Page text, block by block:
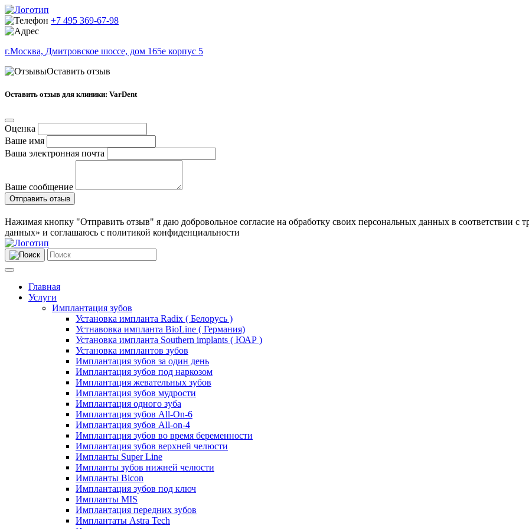
+7 495 369-67-98
г.Москва, Дмитровское шоссе, дом 165е корпус 5
Оставить отзыв
Оставить отзыв для клиники: VarDent
Оценка
Ваше имя
Ваша электронная почта
Ваше сообщение
Отправить отзыв
Нажимая кнопку "Отправить отзыв" я даю добровольное согласие на обработку своих персональных данных в соответствии
данных» и соглашаюсь с политикой конфиденциальности
Главная
Услуги
Имплантация зубов
Установка импланта Radix ( Белорусь )
Устнавовка импланта BioLine ( Германия)
Установка импланта Southern implants ( ЮАР )
Установка имплантов зубов
Имплантация зубов за один день
Имплантация зубов под наркозом
Имплантация жевательных зубов
Имплантация зубов мудрости
Имплантация одного зуба
Имплантация зубов All-On-6
Имплантация зубов All-on-4
Имплантация зубов во время беременности
Имплантация зубов верхней челюсти
Импланты Super Line
Импланты зубов нижней челюсти
Импланты Bicon
Имплантация зубов под ключ
Импланты MIS
Имплантация передних зубов
Имплантаты Astra Tech